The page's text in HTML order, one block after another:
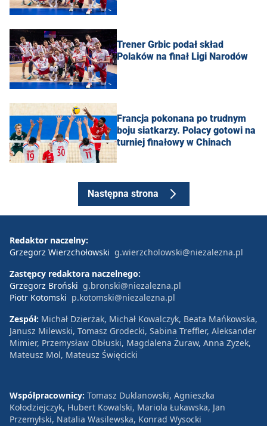
Trener Grbic podał skład
Polaków na finał Ligi Narodów
Francja pokonana po trudnym
boju siatkarzy. Polacy gotowi na
turniej finałowy w Chinach
Następna strona
Redaktor naczelny:
Grzegorz Wierzchołowski g.wierzcholowski@niezalezna.pl
Zastępcy redaktora naczelnego:
Grzegorz Broński g.bronski@niezalezna.pl
Piotr Kotomski p.kotomski@niezalezna.pl
Zespół: Michał Dzierżak, Michał Kowalczyk, Beata Mańkowska,
Janusz Milewski, Tomasz Grodecki, Sabina Treffler, Aleksander
Mimier, Przemysław Obłuski, Magdalena Żuraw, Anna Zyzek,
Mateusz Mol, Mateusz Święcicki
Współpracownicy: Tomasz Duklanowski, Agnieszka
Kołodziejczyk, Hubert Kowalski, Mariola Łukawska, Jan
Przemyłski, Natalia Wasilewska, Konrad Wysocki